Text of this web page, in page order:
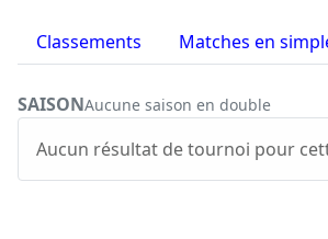
Classements Matches en
SAISONAucune saison en double
Aucun résultat de tournoi pour